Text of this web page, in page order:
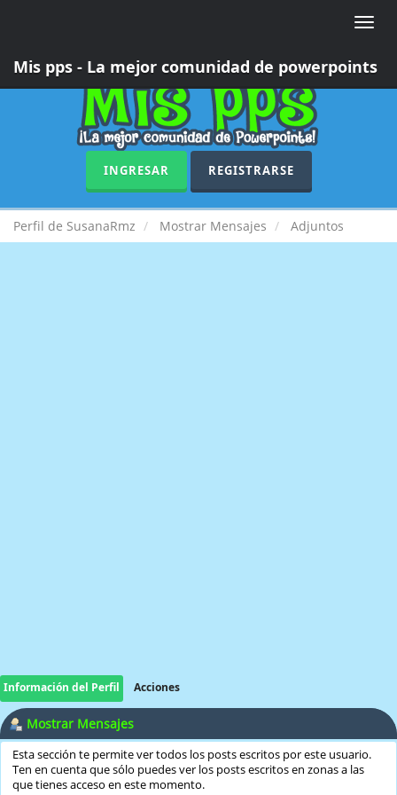
Toggle
Mis pps - La mejor comunidad de powerpoints
INGRESAR REGISTRARSE
Perfil de SusanaRmz Mostrar Mensajes Adjuntos
Información del Perfil Acciones
Mostrar Mensajes
Esta sección te permite ver todos los posts escritos por este usuario.
Ten en cuenta que sólo puedes ver los posts escritos en zonas a las
que tienes acceso en este momento.